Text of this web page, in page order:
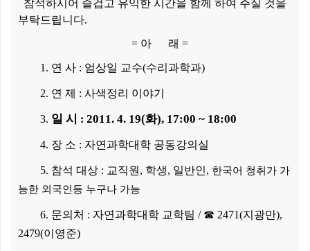
참석하시어 즐겁고 유익한 시간을 함께 하여 주실 것을
부탁드립니다.
= 아 래 =
1. 연 사 : 엄상일 교수(수리과학과)
2. 연 제 : 사색정리 이야기
3. 일 시 : 2011. 4. 19(화), 17:00 ~ 18:00
4. 장 소 : 자연과학대학 공동강의실
5. 참석 대상 : 교직원, 학생, 일반인, 한국어 청취가 가
능한 외국인등 누구나 가능
6. 문의처 : 자연과학대학 교학팀 / ☎ 2471(지광만),
2479(이영준)